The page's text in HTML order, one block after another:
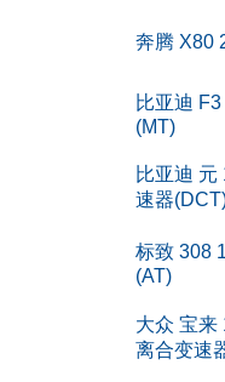
前轮距(mm)
奔腾 X80
比亚迪
(MT)
比亚迪 元
速器
标致 308
(AT)
大众 宝来
离合变速